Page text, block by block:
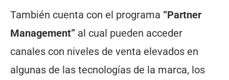
También cuenta con el programa “Partner
Management” al cual pueden acceder
canales con niveles de venta elevados en
algunas de las tecnologías de la marca, los